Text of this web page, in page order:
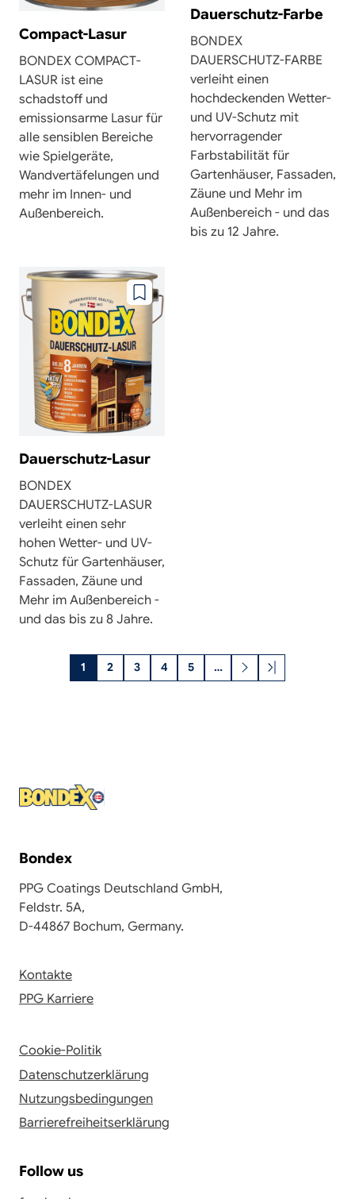
Compact-Lasur
BONDEX COMPACT-
LASUR ist eine
schadstoff und
emissionsarme Lasur für
alle sensiblen Bereiche
wie Spielgeräte,
Wandvertäfelungen und
mehr im Innen- und
Außenbereich.
Dauerschutz-Farbe
BONDEX
DAUERSCHUTZ-FARBE
verleiht einen
hochdeckenden Wetter-
und UV-Schutz mit
hervorragender
Farbstabilität für
Gartenhäuser, Fassaden,
Zäune und Mehr im
Außenbereich - und das
bis zu 12 Jahre.
Zu
wunschzettel
hinzufügen
Dauerschutz-Lasur
BONDEX
DAUERSCHUTZ-LASUR
verleiht einen sehr
hohen Wetter- und UV-
Schutz für Gartenhäuser,
Fassaden, Zäune und
Mehr im Außenbereich -
und das bis zu 8 Jahre.
Seitennummerierung
1 2 3 4 5 … Nächste
Seite
Letzte
Seite
Bondex
PPG Coatings Deutschland GmbH,
Feldstr. 5A,
D-44867 Bochum, Germany.
Kontakte
PPG Karriere
Cookie-Politik
Datenschutzerklärung
Nutzungsbedingungen
Barrierefreiheitserklärung
Follow us